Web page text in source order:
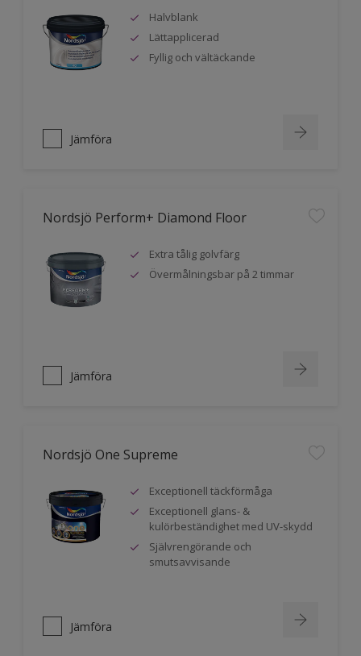
Halvblank
Lättapplicerad
Fyllig och vältäckande
Jämföra
Nordsjö Perform+ Diamond Floor
Extra tålig golvfärg
Övermålningsbar på 2 timmar
Jämföra
Nordsjö One Supreme
Exceptionell täckförmåga
Exceptionell glans- &
kulörbeständighet med UV-skydd
Självrengörande och
smutsavvisande
Jämföra